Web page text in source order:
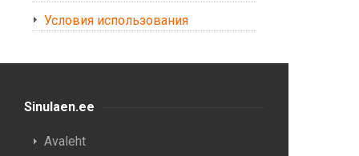
Условия использования
Sinulaen.ee
Avaleht